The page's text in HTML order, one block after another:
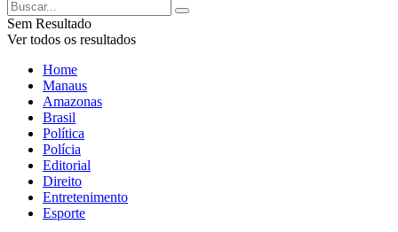
Sem Resultado
Ver todos os resultados
Home
Manaus
Amazonas
Brasil
Política
Polícia
Editorial
Direito
Entretenimento
Esporte